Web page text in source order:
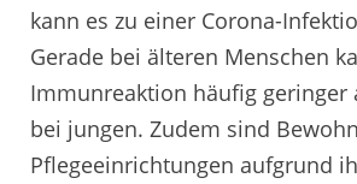
kann es zu einer Corona-
Gerade bei älteren Menschen
Immunreaktion häufig geringer
bei jungen. Zudem sind
Pflegeeinrichtungen aufgrund